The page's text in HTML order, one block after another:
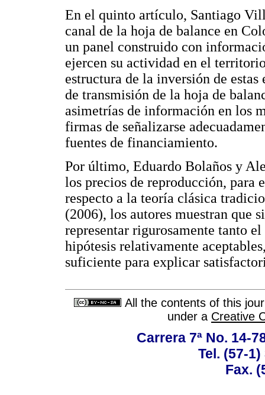
En el quinto artículo, Santiago
canal de la hoja de balance en
un panel construido con
ejercen su actividad en el
estructura de la inversión de
de transmisión de la hoja de
asimetrías de información en los
firmas de señalizarse
fuentes de financiamiento.
Por último, Eduardo Bolaños y
los precios de reproducción, para
respecto a la teoría clásica
(2006), los autores muestran que
representar rigurosamente tanto
hipótesis relativamente
suficiente para explicar
All the contents of this
under a Creative
Carrera 7ª No. 14-
Tel. (57-
Fax.